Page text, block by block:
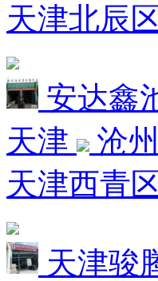
天津北辰
安达鑫
天津
沧州
天津西青
天津骏